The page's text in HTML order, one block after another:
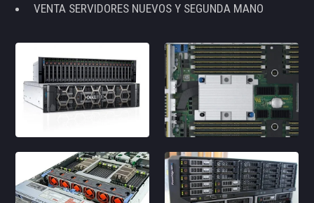
VENTA SERVIDORES NUEVOS Y SEGUNDA MANO